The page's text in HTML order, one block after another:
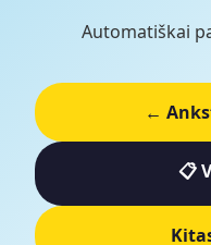
Automatiškai
←
📋